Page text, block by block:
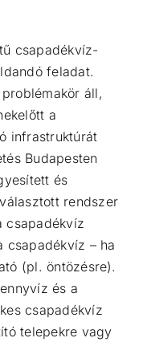
csapadékvíz-
feladat.
áll,
a
infrastruktúrát
Budapesten
és
rendszer
csapadékvíz
csapadékvíz – ha
(pl. öntözésre).
és a
csapadékvíz
telepekre vagy